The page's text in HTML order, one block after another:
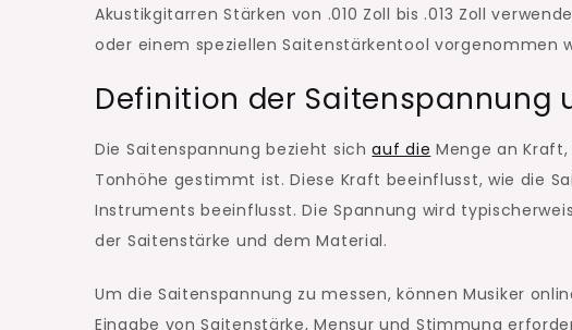
Akustikgitarren Stärken von .010 Zoll bis .013 Zoll
oder einem speziellen Saitenstärkentool vorgenommen
Definition der Saitenspannung
Die Saitenspannung bezieht sichauf die Menge an
Tonhöhe gestimmt ist. Diese Kraft beeinflusst, wie die
Instruments beeinflusst. Die Spannung wird
der Saitenstärke und dem Material.
Um die Saitenspannung zu messen, können Musiker
Eingabe von Saitenstärke, Mensur und Stimmung